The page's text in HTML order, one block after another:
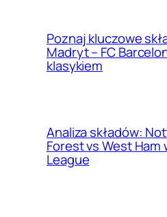
Poznaj kluczowe
Madryt – FC
klasykiem
Analiza składów:
Forest vs West Ham
League